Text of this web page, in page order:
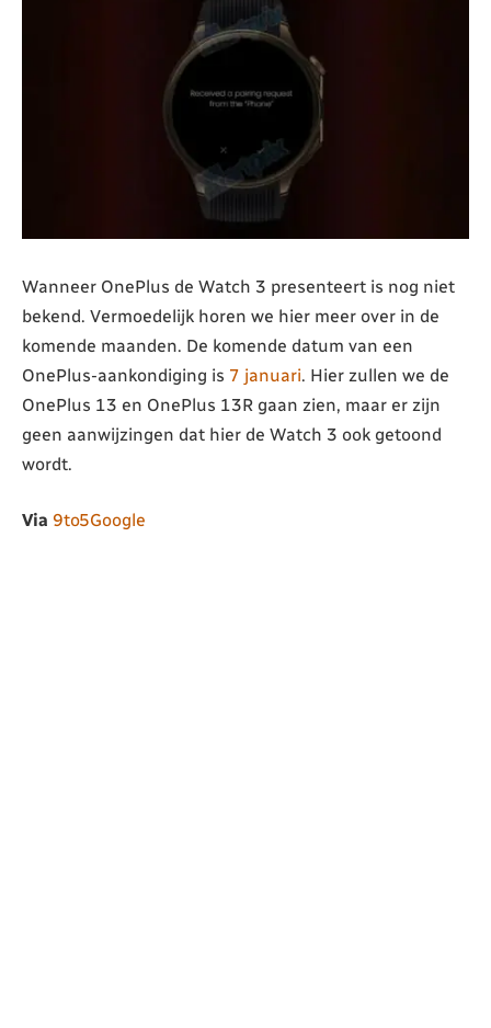
Wanneer OnePlus de Watch 3 presenteert is nog niet
bekend. Vermoedelijk horen we hier meer over in de
komende maanden. De komende datum van een
OnePlus-aankondiging is 7 januari. Hier zullen we de
OnePlus 13 en OnePlus 13R gaan zien, maar er zijn
geen aanwijzingen dat hier de Watch 3 ook getoond
wordt.
Via 9to5Google